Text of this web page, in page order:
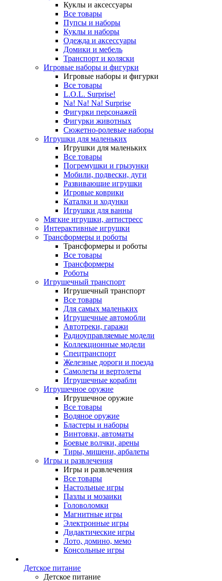
Куклы и аксессуары
Все товары
Пупсы и наборы
Куклы и наборы
Одежда и аксессуары
Домики и мебель
Транспорт и коляски
Игровые наборы и фигурки
Игровые наборы и фигурки
Все товары
L.O.L. Surprise!
Na! Na! Na! Surprise
Фигурки персонажей
Фигурки животных
Сюжетно-ролевые наборы
Игрушки для маленьких
Игрушки для маленьких
Все товары
Погремушки и грызунки
Мобили, подвески, дуги
Развивающие игрушки
Игровые коврики
Каталки и ходунки
Игрушки для ванны
Мягкие игрушки, антистресс
Интерактивные игрушки
Трансформеры и роботы
Трансформеры и роботы
Все товары
Трансформеры
Роботы
Игрушечный транспорт
Игрушечный транспорт
Все товары
Для самых маленьких
Игрушечные автомобли
Автотреки, гаражи
Радиоуправляемые модели
Коллекционные модели
Спецтранспорт
Железные дороги и поезда
Самолеты и вертолеты
Игрушечные корабли
Игрушечное оружие
Игрушечное оружие
Все товары
Водяное оружие
Бластеры и наборы
Винтовки, автоматы
Боевые волчки, арены
Тиры, мишени, арбалеты
Игры и развлечения
Игры и развлечения
Все товары
Настольные игры
Пазлы и мозаики
Головоломки
Магнитные игры
Электронные игры
Дидактические игры
Лото, домино, мемо
Консольные игры
Детское питание
Детское питание